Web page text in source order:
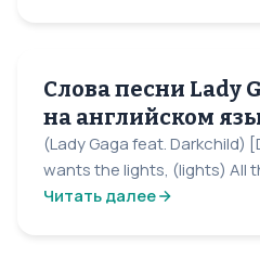
Слова песни Lady
на английском
(Lady Gaga feat. Darkchild)
wants the lights, (lights) All
Читать далее